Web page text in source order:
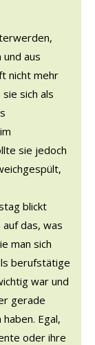
aus
nicht mehr
sich als
sie jedoch
blickt
auf das, was
man sich
berufstätige
war und
gerade
Egal,
oder ihre